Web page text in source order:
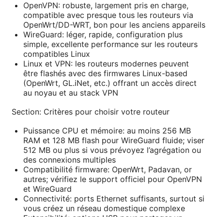
OpenVPN: robuste, largement pris en charge,
compatible avec presque tous les routeurs via
OpenWrt/DD-WRT, bon pour les anciens appareils
WireGuard: léger, rapide, configuration plus
simple, excellente performance sur les routeurs
compatibles Linux
Linux et VPN: les routeurs modernes peuvent
être flashés avec des firmwares Linux-based
(OpenWrt, GL.iNet, etc.) offrant un accès direct
au noyau et au stack VPN
Section: Critères pour choisir votre routeur
Puissance CPU et mémoire: au moins 256 MB
RAM et 128 MB flash pour WireGuard fluide; viser
512 MB ou plus si vous prévoyez l’agrégation ou
des connexions multiples
Compatibilité firmware: OpenWrt, Padavan, or
autres; vérifiez le support officiel pour OpenVPN
et WireGuard
Connectivité: ports Ethernet suffisants, surtout si
vous créez un réseau domestique complexe